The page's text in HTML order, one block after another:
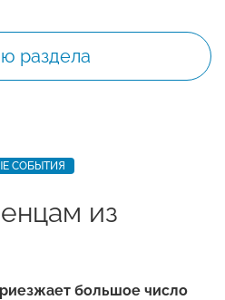
раздела
СОБЫТИЯ
из
большое число